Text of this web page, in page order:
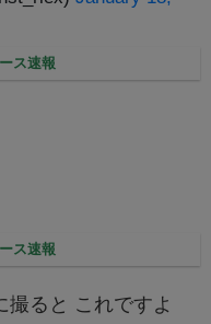
ス速報
ス速報
撮ると これですよ